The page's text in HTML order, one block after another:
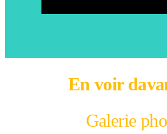
En voir
Galerie